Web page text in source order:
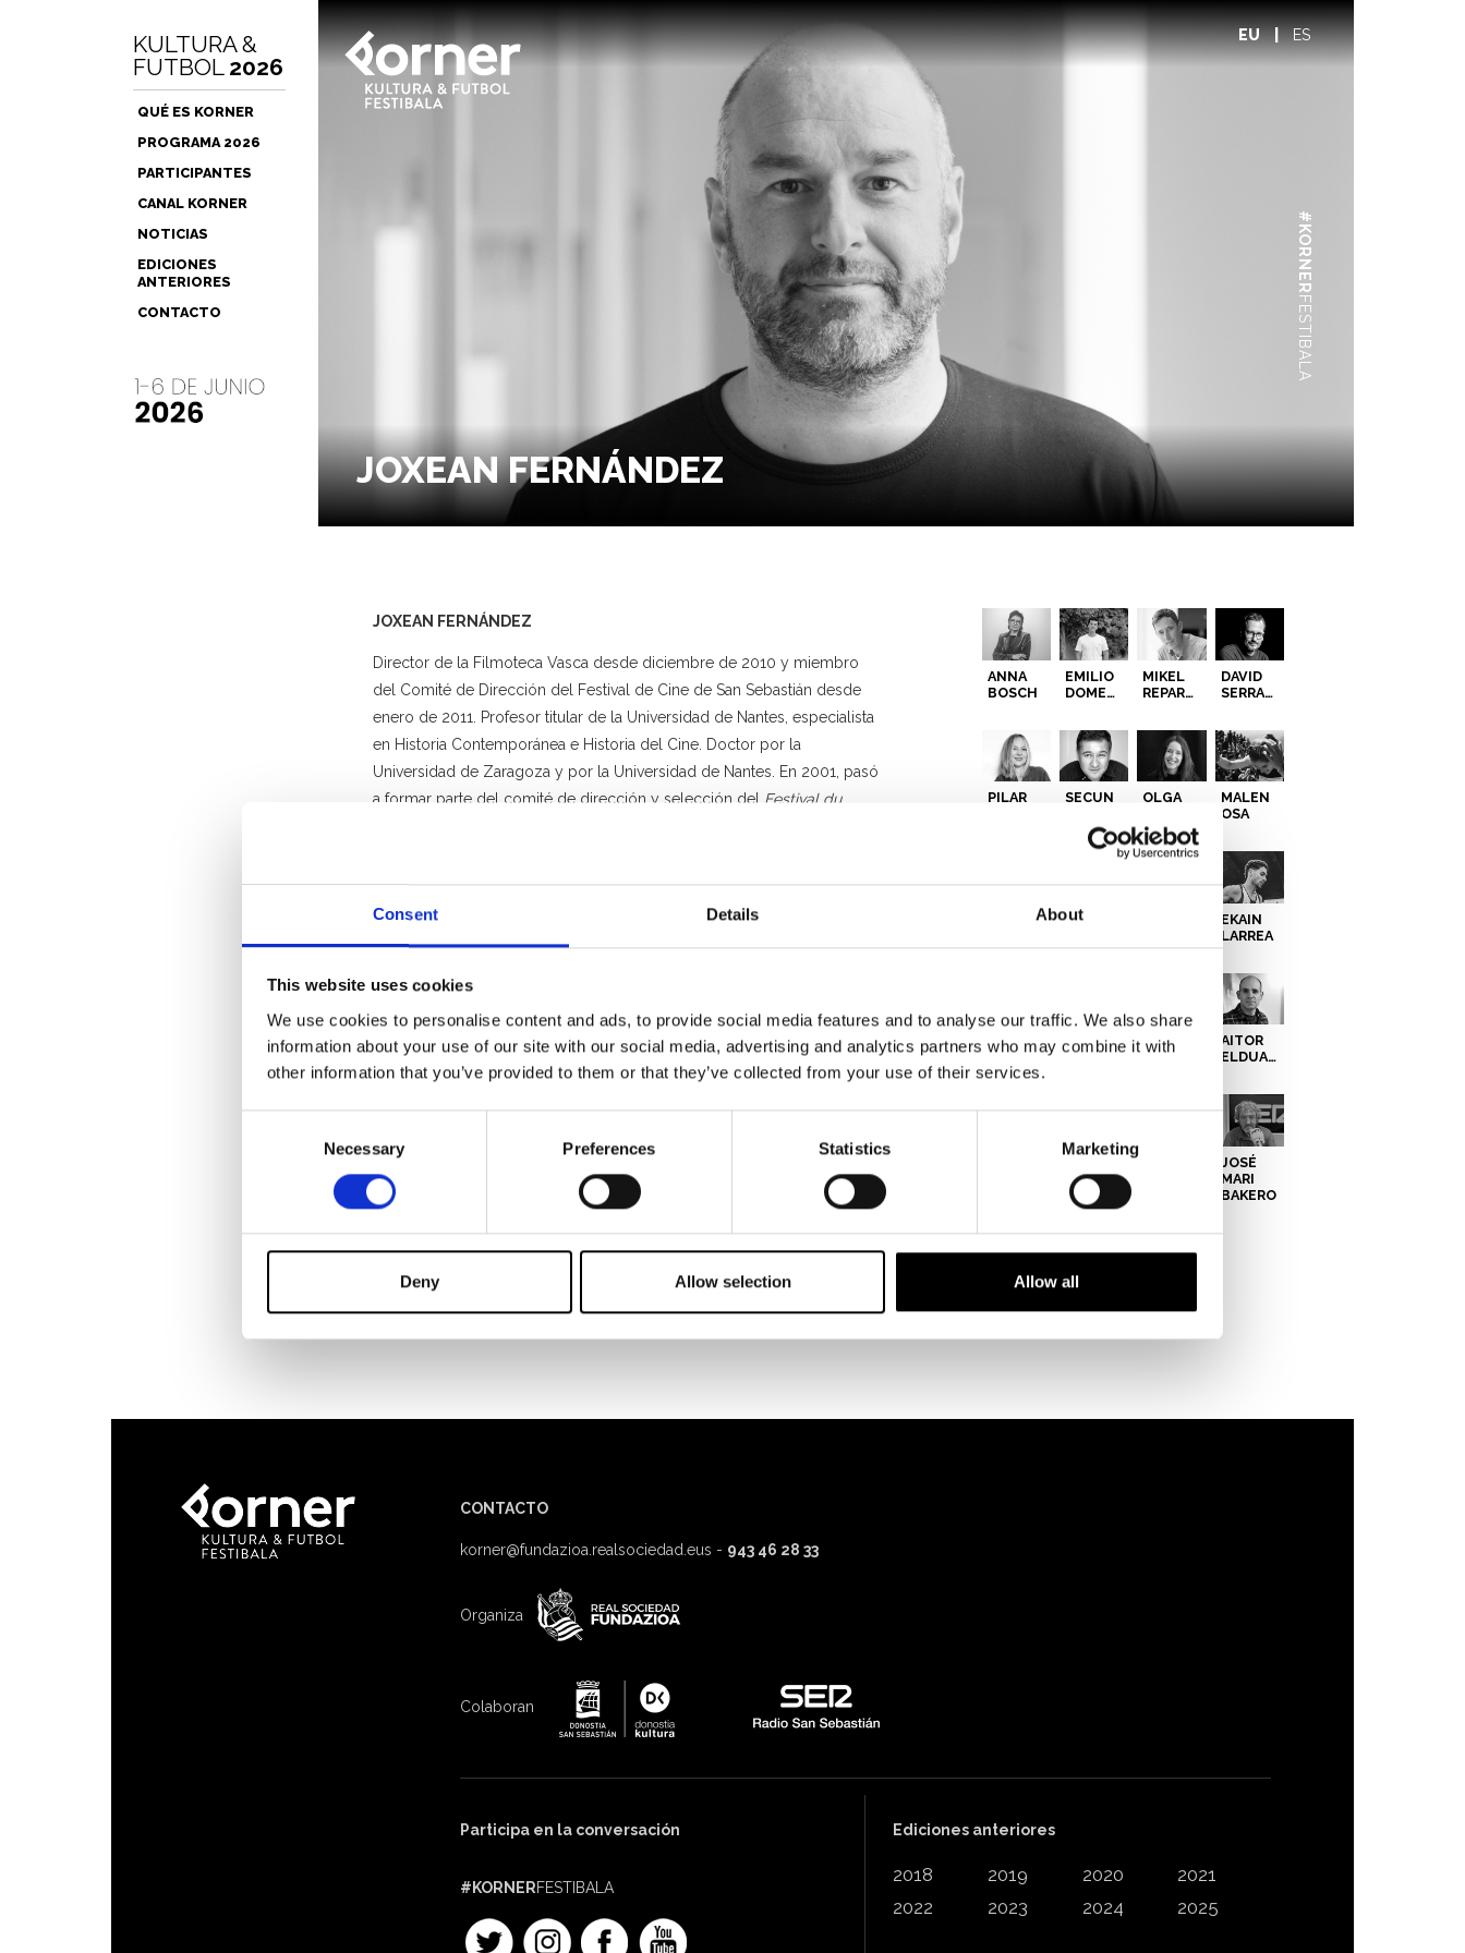
Consent Details About
This website uses cookies
We use cookies to personalise content and ads, to provide social media features and to analyse our traffic. We also share
information about your use of our site with our social media, advertising and analytics partners who may combine it with
other information that you’ve provided to them or that they’ve collected from your use of their services.
Necessary Preferences Statistics Marketing
Deny Allow selection Allow all
KULTURA &
FUTBOL 2026
QUÉ ES KORNER
PROGRAMA 2026
PARTICIPANTES
CANAL KORNER
NOTICIAS
EDICIONES
ANTERIORES
CONTACTO
EU | ES
#KORNER
FESTIBALA
JOXEAN FERNÁNDEZ
JOXEAN FERNÁNDEZ
Director de la Filmoteca Vasca desde diciembre de 2010 y miembro
del Comité de Dirección del Festival de Cine de San Sebastián desde
enero de 2011. Profesor titular de la Universidad de Nantes, especialista
en Historia Contemporánea e Historia del Cine. Doctor por la
Universidad de Zaragoza y por la Universidad de Nantes. En 2001, pasó
a formar parte del comité de dirección y selección del Festival du
París(2008). Coordinador de los siguientes libros:Federico Fellini
Buñuel(ambos junto a Jesús Angulo),Cine y Guerra Civil en el País
(junto a Santiago de Pablo),
obrera en el cine(junto a Carlos F. Heredero). Es además editor deCine
vasco: tres generaciones de cineastasy autor del libroEuskal Zinema-
Cine Vasco-Basque Cinema (2012, 2025). Ha sido profesor invitado en
la Cátedra Bernardo Atxaga de la City University of New York (CUNY) en
los años 2012 y 2017. Es profesor del Área de Cine del Master de
Ha colaborado en la puesta en marcha de Elías Querejeta Zine Eskolay
forma parte de su Dirección Académica.
ANNA
BOSCH
EMILIO
DOMENECH
MIKEL
REPARAZ
DAVID
SERRANO
PILAR
SECUN
ROSA
OLGA
MALEN
OSA
EKAIN
LARREA
SARA
ALONSO
MANU
MERILLAS
JOKIN
AITOR
ELDUAIEN
SALVADOR
JOSÉ
MARI
BAKERO
IZAGIRRE
BOYERO
FERNANDEZ
CONTACTO
korner@fundazioa.realsociedad.eus - 943 46 28 33
Organiza
Colaboran
Participa en la conversación
#KORNERFESTIBALA
Ediciones anteriores
2018 2019 2020
2021
2022
2023 2024 2025